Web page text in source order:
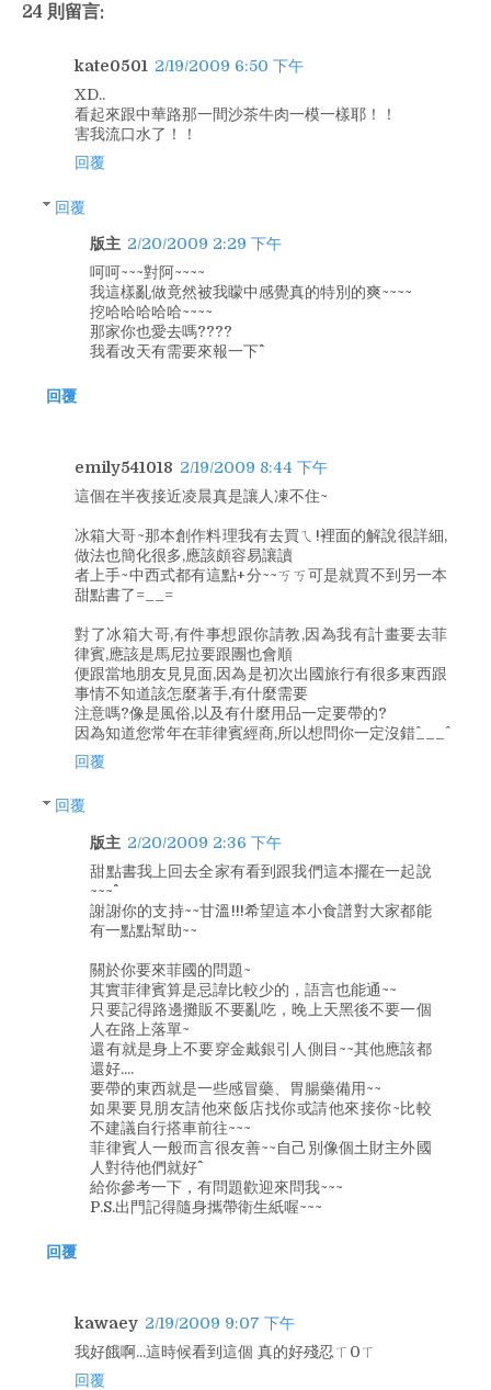
24 則留言:
kate0501 2/19/2009 6:50 下午
XD..
看起來跟中華路那一間沙茶牛肉一模一樣耶！！
害我流口水了！！
回覆
回覆
版主 2/20/2009 2:29 下午
呵呵~~~對阿~~~~
我這樣亂做竟然被我矇中感覺真的特別的爽~~~~
挖哈哈哈哈哈~~~~
那家你也愛去嗎????
我看改天有需要來報一下^^
回覆
emily541018 2/19/2009 8:44 下午
這個在半夜接近凌晨真是讓人凍不住~
冰箱大哥~那本創作料理我有去買ㄟ!裡面的解說很詳細,
做法也簡化很多,應該頗容易讓讀
者上手~中西式都有這點+分~~ㄎㄎ可是就買不到另一本
甜點書了=__=
對了冰箱大哥,有件事想跟你請教,因為我有計畫要去菲
律賓,應該是馬尼拉要跟團也會順
便跟當地朋友見見面,因為是初次出國旅行有很多東西跟
事情不知道該怎麼著手,有什麼需要
注意嗎?像是風俗,以及有什麼用品一定要帶的?
因為知道您常年在菲律賓經商,所以想問你一定沒錯^___^
回覆
回覆
版主 2/20/2009 2:36 下午
甜點書我上回去全家有看到跟我們這本擺在一起說
~~~^^
謝謝你的支持~~甘溫!!!希望這本小食譜對大家都能
有一點點幫助~~
關於你要來菲國的問題~
其實菲律賓算是忌諱比較少的，語言也能通~~
只要記得路邊攤販不要亂吃，晚上天黑後不要一個
人在路上落單~
還有就是身上不要穿金戴銀引人側目~~其他應該都
還好....
要帶的東西就是一些感冒藥、胃腸藥備用~~
如果要見朋友請他來飯店找你或請他來接你~比較
不建議自行搭車前往~~~
菲律賓人一般而言很友善~~自己別像個土財主外國
人對待他們就好^^
給你參考一下，有問題歡迎來問我~~~
P.S.出門記得隨身攜帶衛生紙喔~~~
回覆
kawaey 2/19/2009 9:07 下午
我好餓啊...這時候看到這個 真的好殘忍ㄒ0ㄒ
回覆